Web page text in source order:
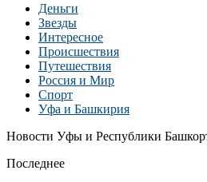
Деньги
Звезды
Интересное
Происшествия
Путешествия
Россия и Мир
Спорт
Уфа и Башкирия
Новости Уфы и Республики
Последнее